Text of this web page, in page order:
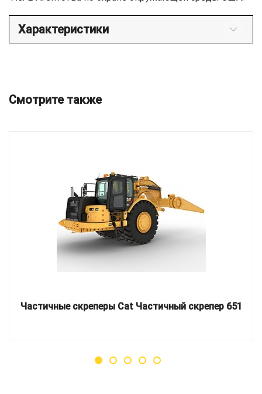
Характеристики
Смотрите также
Частичные скреперы Cat Частичный скрепер 651